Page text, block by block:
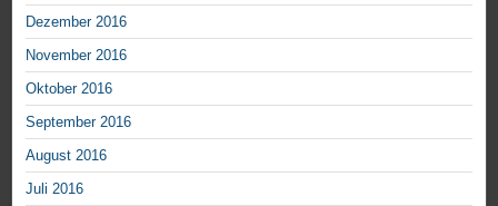
Dezember 2016
November 2016
Oktober 2016
September 2016
August 2016
Juli 2016